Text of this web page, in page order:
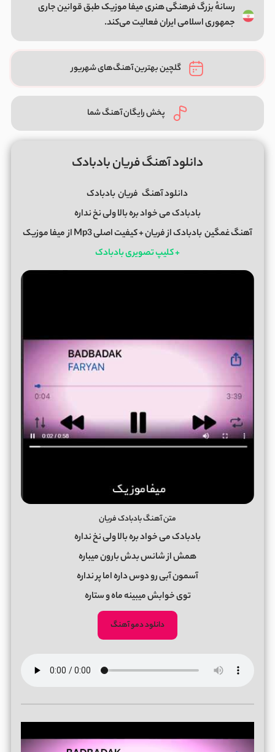
رسانهٔ بزرگ فرهنگی هنری میفا موزیک طبق قوانین جاری
جمهوری اسلامی ایران فعالیت می‌کند.
گلچین بهترین آهنگ‌های شهریور
پخش رایگان آهنگ شما
دانلود آهنگ فریان بادبادک
دانلود آهنگ فریانبادبادک
بادبادک می خواد بره بالا ولی نخ نداره
آهنگ غمگینبادبادکازفریان+ کیفیت اصلی Mp3 از
میفا موزیک
+ کلیپ تصویری بادبادک
متن آهنگ بادبادک فریان
بادبادک می خواد بره بالا ولی نخ نداره
همش از شانس بدش بارون میباره
آسمون آبی رو دوس داره اما پر نداره
توی خوابش میبینه ماه و ستاره
دانلود دمو آهنگ